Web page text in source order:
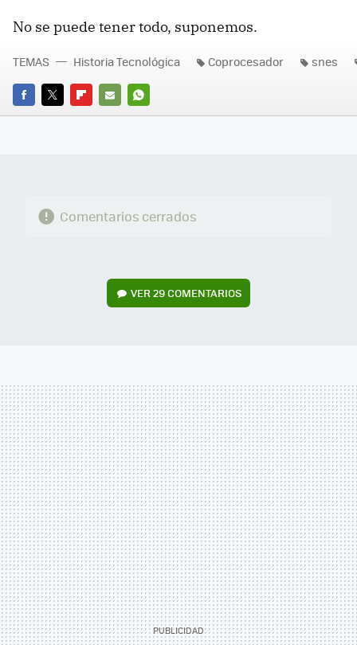
No se puede tener todo, suponemos.
FACEBOOK
TWITTERFLIPBOARD
E-
WHATSAPP
TEMAS Historia Tecnológica Coprocesador snes
Comentarios cerrados
VER29 COMENTARIOS